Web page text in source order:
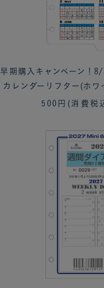
早期購入キャンペーン！
カレンダーリフター(ホワ
500円 (消費税